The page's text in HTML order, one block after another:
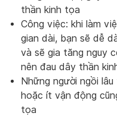
thần kinh tọa
Công việc: khi làm
gian dài, bạn sẽ dễ
và sẽ gia tăng nguy
nên đau dây thần
Những người ngồi
hoặc ít vận động
tọa